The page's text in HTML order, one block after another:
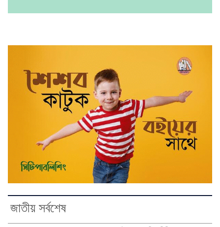
জাতীয় সর্বশেষ